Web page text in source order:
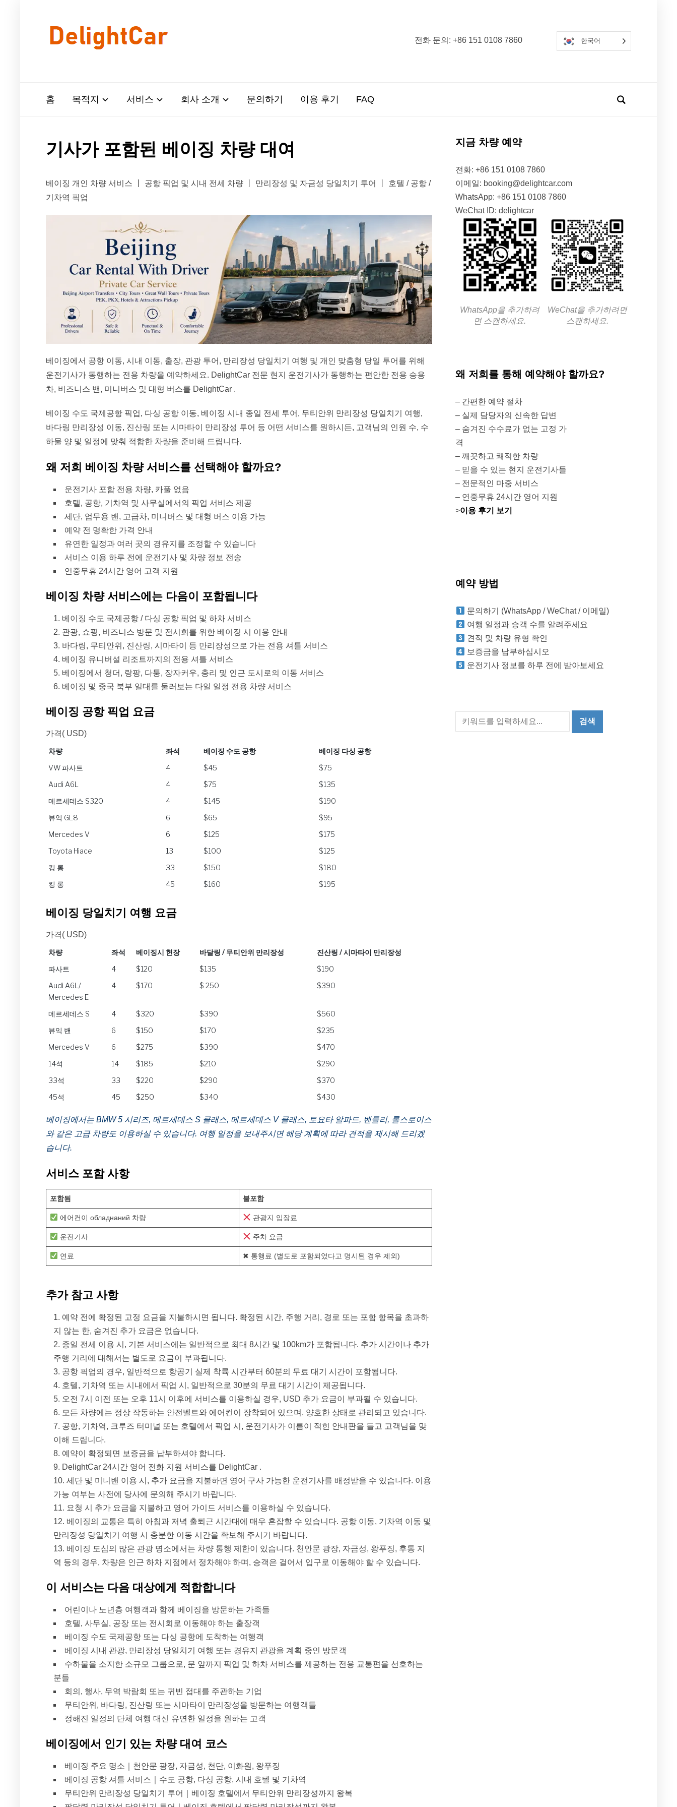
전화 문의: +86 151 0108 7860 한국어
홈 목적지 서비스 회사 소개 문의하기 이용 후기 FAQ
기사가 포함된 베이징 차량 대여
베이징 개인 차량 서비스 丨 공항 픽업 및 시내 전세 차량 丨 만리장성 및 자금성 당일치기 투어 丨 호텔 / 공항 /
기차역 픽업
베이징에서 공항 이동, 시내 이동, 출장, 관광 투어, 만리장성 당일치기 여행 및 개인 맞춤형 당일 투어를 위해
운전기사가 동행하는 전용 차량을 예약하세요. DelightCar 전문 현지 운전기사가 동행하는 편안한 전용 승용
차, 비즈니스 밴, 미니버스 및 대형 버스를 DelightCar .
베이징 수도 국제공항 픽업, 다싱 공항 이동, 베이징 시내 종일 전세 투어, 무티안위 만리장성 당일치기 여행,
바다링 만리장성 이동, 진산링 또는 시마타이 만리장성 투어 등 어떤 서비스를 원하시든, 고객님의 인원 수, 수
하물 양 및 일정에 맞춰 적합한 차량을 준비해 드립니다.
왜 저희 베이징 차량 서비스를 선택해야 할까요?
운전기사 포함 전용 차량, 카풀 없음
호텔, 공항, 기차역 및 사무실에서의 픽업 서비스 제공
세단, 업무용 밴, 고급차, 미니버스 및 대형 버스 이용 가능
예약 전 명확한 가격 안내
유연한 일정과 여러 곳의 경유지를 조정할 수 있습니다
서비스 이용 하루 전에 운전기사 및 차량 정보 전송
연중무휴 24시간 영어 고객 지원
베이징 차량 서비스에는 다음이 포함됩니다
베이징 수도 국제공항 / 다싱 공항 픽업 및 하차 서비스
관광, 쇼핑, 비즈니스 방문 및 전시회를 위한 베이징 시 이용 안내
바다링, 무티안위, 진산링, 시마타이 등 만리장성으로 가는 전용 셔틀 서비스
베이징 유니버설 리조트까지의 전용 셔틀 서비스
베이징에서 청더, 랑팡, 다퉁, 장자커우, 충리 및 인근 도시로의 이동 서비스
베이징 및 중국 북부 일대를 둘러보는 다일 일정 전용 차량 서비스
베이징 공항 픽업 요금
가격( USD)
차량 좌석 베이징 수도 공항
베이징 다싱 공항
차량
좌석 베이징 수도 공항 베이징 다싱 공항
VW 파사트 4 $45
$75
Audi A6L
4 $75
$135
메르세데스 S320
4 $145
$190
뷰익 GL8
6 $65
$95
Mercedes V
6 $125
$175
Toyota Hiace
13 $100
$125
킹 롱
33 $150
$180
킹 롱
45 $160 $195
베이징 당일치기 여행 요금
가격( USD)
차량 좌석 베이징시 헌장 바달링 / 무티안위 만리장성
진산링 / 시마타이 만리장성
차량
좌석 베이징시 헌장 바달링 / 무티안위 만리장성 진산링 / 시마타이 만리장성
파사트 4 $120 $135
$190
Audi A6L/
Mercedes E
4 $170 $ 250 $390
메르세데스 S 4 $320 $390
$560
뷰익 밴
6 $150 $170
$235
Mercedes V
6 $275 $390
$470
14석
14 $185 $210
$290
33석
33 $220 $290
$370
45석
45 $250 $340 $430
베이징에서는 BMW 5 시리즈, 메르세데스 S 클래스, 메르세데스 V 클래스, 토요타 알파드, 벤틀리, 롤스로이스
와 같은 고급 차량도 이용하실 수 있습니다. 여행 일정을 보내주시면 해당 계획에 따라 견적을 제시해 드리겠
습니다.
서비스 포함 사항
포함됨 불포함
에어컨이 обладнаний 차량 관광지 입장료
운전기사 주차 요금
연료 ✖ 통행료 (별도로 포함되었다고 명시된 경우 제외)
추가 참고 사항
예약 전에 확정된 고정 요금을 지불하시면 됩니다. 확정된 시간, 주행 거리, 경로 또는 포함 항목을 초과하
지 않는 한, 숨겨진 추가 요금은 없습니다.
종일 전세 이용 시, 기본 서비스에는 일반적으로 최대 8시간 및 100km가 포함됩니다. 추가 시간이나 추가
주행 거리에 대해서는 별도로 요금이 부과됩니다.
공항 픽업의 경우, 일반적으로 항공기 실제 착륙 시간부터 60분의 무료 대기 시간이 포함됩니다.
호텔, 기차역 또는 시내에서 픽업 시, 일반적으로 30분의 무료 대기 시간이 제공됩니다.
오전 7시 이전 또는 오후 11시 이후에 서비스를 이용하실 경우, USD 추가 요금이 부과될 수 있습니다.
모든 차량에는 정상 작동하는 안전벨트와 에어컨이 장착되어 있으며, 양호한 상태로 관리되고 있습니다.
공항, 기차역, 크루즈 터미널 또는 호텔에서 픽업 시, 운전기사가 이름이 적힌 안내판을 들고 고객님을 맞
이해 드립니다.
예약이 확정되면 보증금을 납부하셔야 합니다.
DelightCar 24시간 영어 전화 지원 서비스를 DelightCar .
세단 및 미니밴 이용 시, 추가 요금을 지불하면 영어 구사 가능한 운전기사를 배정받을 수 있습니다. 이용
가능 여부는 사전에 당사에 문의해 주시기 바랍니다.
요청 시 추가 요금을 지불하고 영어 가이드 서비스를 이용하실 수 있습니다.
베이징의 교통은 특히 아침과 저녁 출퇴근 시간대에 매우 혼잡할 수 있습니다. 공항 이동, 기차역 이동 및
만리장성 당일치기 여행 시 충분한 이동 시간을 확보해 주시기 바랍니다.
베이징 도심의 많은 관광 명소에서는 차량 통행 제한이 있습니다. 천안문 광장, 자금성, 왕푸징, 후통 지
역 등의 경우, 차량은 인근 하차 지점에서 정차해야 하며, 승객은 걸어서 입구로 이동해야 할 수 있습니다.
이 서비스는 다음 대상에게 적합합니다
어린이나 노년층 여행객과 함께 베이징을 방문하는 가족들
호텔, 사무실, 공장 또는 전시회로 이동해야 하는 출장객
베이징 수도 국제공항 또는 다싱 공항에 도착하는 여행객
베이징 시내 관광, 만리장성 당일치기 여행 또는 경유지 관광을 계획 중인 방문객
수하물을 소지한 소규모 그룹으로, 문 앞까지 픽업 및 하차 서비스를 제공하는 전용 교통편을 선호하는
분들
회의, 행사, 무역 박람회 또는 귀빈 접대를 주관하는 기업
무티안위, 바다링, 진산링 또는 시마타이 만리장성을 방문하는 여행객들
정해진 일정의 단체 여행 대신 유연한 일정을 원하는 고객
베이징에서 인기 있는 차량 대여 코스
베이징 주요 명소｜천안문 광장, 자금성, 천단, 이화원, 왕푸징
베이징 공항 셔틀 서비스｜수도 공항, 다싱 공항, 시내 호텔 및 기차역
무티안위 만리장성 당일치기 투어｜베이징 호텔에서 무티안위 만리장성까지 왕복
지금 차량 예약
전화: +86 151 0108 7860
이메일: booking@delightcar.com
WhatsApp: +86 151 0108 7860
WeChat ID: delightcar
WhatsApp을 추가하려
면 스캔하세요.
WeChat을 추가하려면
스캔하세요.
왜 저희를 통해 예약해야 할까요?
– 간편한 예약 절차
– 실제 담당자의 신속한 답변
– 숨겨진 수수료가 없는 고정 가
격
– 깨끗하고 쾌적한 차량
– 믿을 수 있는 현지 운전기사들
– 전문적인 마중 서비스
– 연중무휴 24시간 영어 지원
>이용 후기 보기
예약 방법
문의하기 (WhatsApp / WeChat / 이메일)
여행 일정과 승객 수를 알려주세요
견적 및 차량 유형 확인
보증금을 납부하십시오
운전기사 정보를 하루 전에 받아보세요